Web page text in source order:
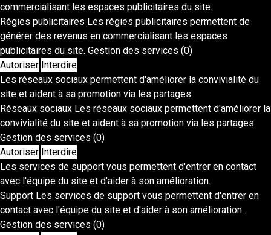
commercialisant les espaces publicitaires du site.
Régies publicitaires Les régies publicitaires permettent de
générer des revenus en commercialisant les espaces
publicitaires du site. Gestion des services (0)
Autoriser Interdire
Les réseaux sociaux permettent d'améliorer la convivialité du
site et aident à sa promotion via les partages.
Réseaux sociaux Les réseaux sociaux permettent d'améliorer la
convivialité du site et aident à sa promotion via les partages.
Gestion des services (0)
Autoriser Interdire
Les services de support vous permettent d'entrer en contact
avec l'équipe du site et d'aider à son amélioration.
Support Les services de support vous permettent d'entrer en
contact avec l'équipe du site et d'aider à son amélioration.
Gestion des services (0)